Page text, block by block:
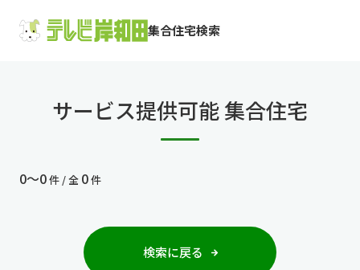
集合住宅検索
サービス提供可能 集合住宅
0〜0件 / 全 0件
検索に戻る